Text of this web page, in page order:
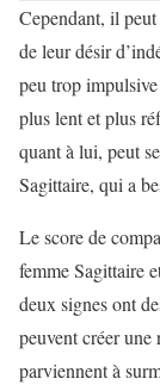
Cependant, il
de leur désir
peu trop
plus lent et plus
quant à lui, peut
Sagittaire, qui a
Le score de
femme Sagittaire
deux signes ont
peuvent créer une
parviennent à